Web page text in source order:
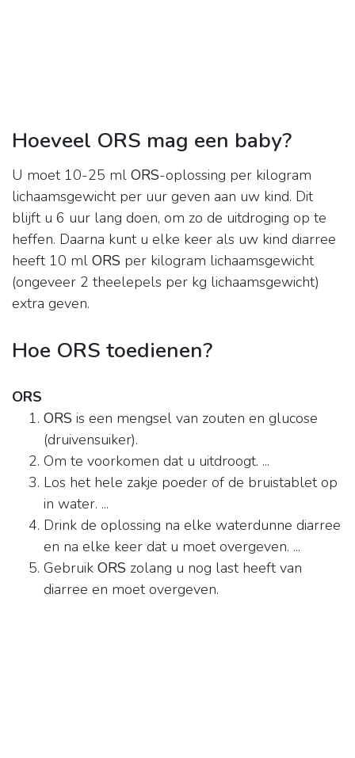
Hoeveel ORS mag een baby?
U moet 10-25 ml ORS-oplossing per kilogram
lichaamsgewicht per uur geven aan uw kind. Dit
blijft u 6 uur lang doen, om zo de uitdroging op te
heffen. Daarna kunt u elke keer als uw kind diarree
heeft 10 ml ORS per kilogram lichaamsgewicht
(ongeveer 2 theelepels per kg lichaamsgewicht)
extra geven.
Hoe ORS toedienen?
ORS
ORS is een mengsel van zouten en glucose
(druivensuiker).
Om te voorkomen dat u uitdroogt. ...
Los het hele zakje poeder of de bruistablet op
in water. ...
Drink de oplossing na elke waterdunne diarree
en na elke keer dat u moet overgeven. ...
Gebruik ORS zolang u nog last heeft van
diarree en moet overgeven.